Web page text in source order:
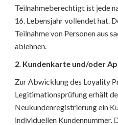
Teilnahmeberechtigt ist jede
16. Lebensjahr vollendet hat.
Teilnahme von Personen aus
ablehnen.
2. Kundenkarte und/oder
Zur Abwicklung des Loyality
Legitimationsprüfung erhält
Neukundenregistrierung ein
individuellen Kundennummer.